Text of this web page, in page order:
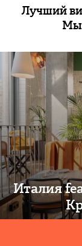
Лучший
Италия